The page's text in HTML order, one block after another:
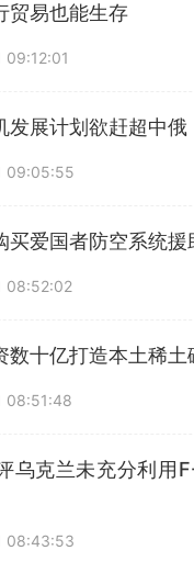
贸易也能生存
09:12:01
发展计划欲赶超中俄
09:05:55
买爱国者防空系统援
08:52:02
数十亿打造本土稀土
08:51:48
乌克兰未充分利用
08:43:53